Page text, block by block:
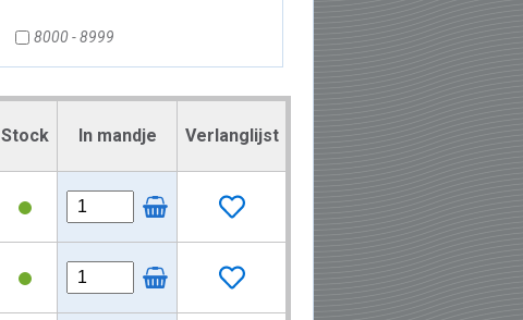
8000 - 8999
Stock In mandje Verlanglijst